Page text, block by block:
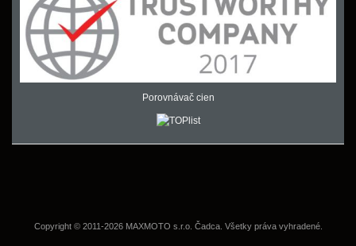
Porovnávač cien
Copyright © 2011-2026 MAXMOTO s.r.o. Čadca. Všetky práva vyhradené.